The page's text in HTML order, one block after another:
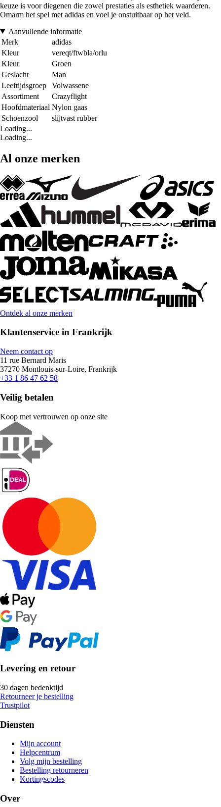
keuze is voor diegenen die zowel prestaties als esthetiek waarderen.
Omarm het spel met adidas en voel je onstuitbaar op het veld.
Aanvullende informatie
Merk
adidas
Kleur
vereqt/ftwbla/orlu
Kleur
Groen
Geslacht
Man
Leeftijdsgroep
Volwassene
Assortiment
Crazyflight
Hoofdmateriaal Nylon gaas
Schoenzool
slijtvast rubber
Loading...
Loading...
Al onze merken
Ontdek al onze merken
Klantenservice in Frankrijk
Neem contact op
11 rue Bernard Maris
37270 Montlouis-sur-Loire, Frankrijk
+33 1 86 47 62 58
Veilig betalen
Koop met vertrouwen op onze site
Levering en retour
30 dagen bedenktijd
Retourneer je bestelling
Trustpilot
Diensten
Mijn account
Helpcentrum
Volg mijn bestelling
Bestelling retourneren
Kortingscodes
Over